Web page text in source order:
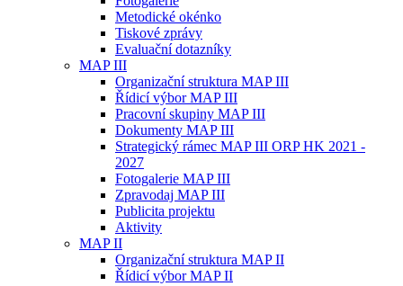
Metodické okénko
Tiskové zprávy
Evaluační dotazníky
MAP III
Organizační struktura MAP III
Řídicí výbor MAP III
Pracovní skupiny MAP III
Dokumenty MAP III
Strategický rámec MAP III ORP HK 2021 -
2027
Fotogalerie MAP III
Zpravodaj MAP III
Publicita projektu
Aktivity
MAP II
Organizační struktura MAP II
Řídicí výbor MAP II